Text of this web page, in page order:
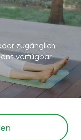
zugänglich
verfügbar